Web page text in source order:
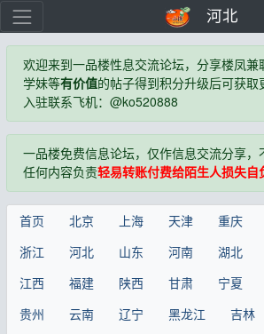
河北
欢迎来到一品楼性息交流论坛，分享楼凤兼
学妹等有价值的帖子得到积分升级后可获取
入驻联系飞机：@ko520888
一品楼免费信息论坛，仅作信息交流分享，
任何内容负责轻易转账付费给陌生人损失自
首页 北京 上海 天津 重庆
浙江
河北 山东 河南 湖北
江西
福建 陕西 甘肃 宁夏
贵州
云南 辽宁 黑龙江 吉林